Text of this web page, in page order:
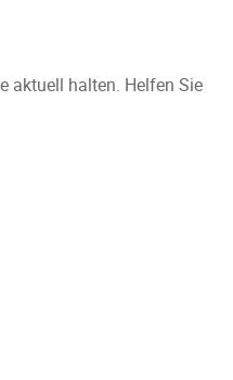
aktuell halten. Helfen Sie